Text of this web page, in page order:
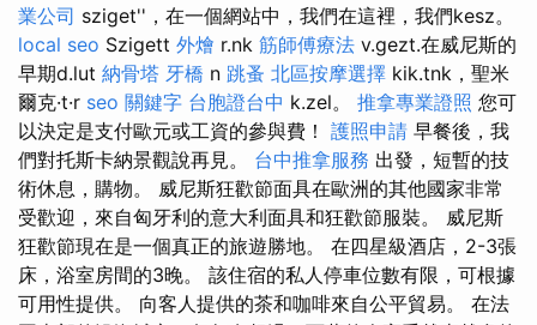
業公司 sziget''，在一個網站中，我們在這裡，我們kesz。
local seo Szigett 外燴 r.nk 筋師傅療法 v.gezt.在威尼斯的
早期d.lut 納骨塔 牙橋 n 跳蚤 北區按摩選擇 kik.tnk，聖米
爾克·t·r seo 關鍵字 台胞證台中 k.zel。 推拿專業證照 您可
以決定是支付歐元或工資的參與費！ 護照申請 早餐後，我
們對托斯卡納景觀說再見。 台中推拿服務 出發，短暫的技
術休息，購物。 威尼斯狂歡節面具在歐洲的其他國家非常
受歡迎，來自匈牙利的意大利面具和狂歡節服裝。 威尼斯
狂歡節現在是一個真正的旅遊勝地。 在四星級酒店，2-3張
床，浴室房間的3晚。 該住宿的私人停車位數有限，可根據
可用性提供。 向客人提供的茶和咖啡來自公平貿易。 在法